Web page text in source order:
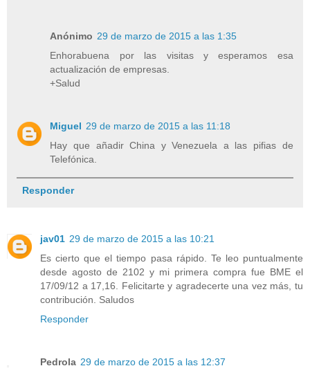
Anónimo 29 de marzo de 2015 a las 1:35
Enhorabuena por las visitas y esperamos esa
actualización de empresas.
+Salud
Miguel 29 de marzo de 2015 a las 11:18
Hay que añadir China y Venezuela a las pifias de
Telefónica.
Responder
jav01 29 de marzo de 2015 a las 10:21
Es cierto que el tiempo pasa rápido. Te leo puntualmente
desde agosto de 2102 y mi primera compra fue BME el
17/09/12 a 17,16. Felicitarte y agradecerte una vez más, tu
contribución. Saludos
Responder
Pedrola 29 de marzo de 2015 a las 12:37